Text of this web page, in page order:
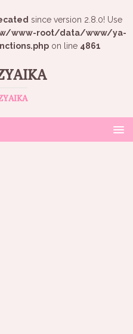
since version 2.8.0! Use
www-root/data/www/ya-
on line 4861